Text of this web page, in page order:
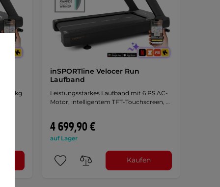
180 kg
° ·
·
inSPORTline Velocer Run
Laufband
Leistungsstarkes Laufband mit 6 PS AC-
Motor, intelligentem TFT-Touchscreen, …
4 699,90 €
auf Lager
Kaufen